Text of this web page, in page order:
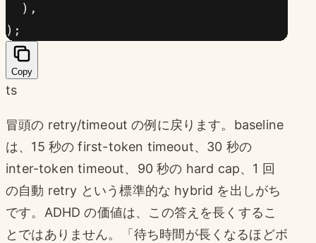
  ),
);
Copy
ts
冒頭の retry/timeout の例に戻ります。baseline
は、15 秒の first-token timeout、30 秒の
inter-token timeout、90 秒の hard cap、1 回
の自動 retry という標準的な hybrid を出しがち
です。ADHD の価値は、この答えを長くするこ
とではありません。「待ち時間が長くなるほどボ